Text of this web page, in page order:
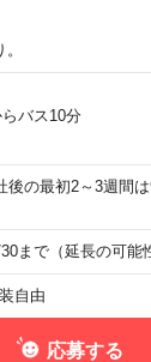
バス10分
の最初2～3週間
まで（延長の可能
自由
応募する